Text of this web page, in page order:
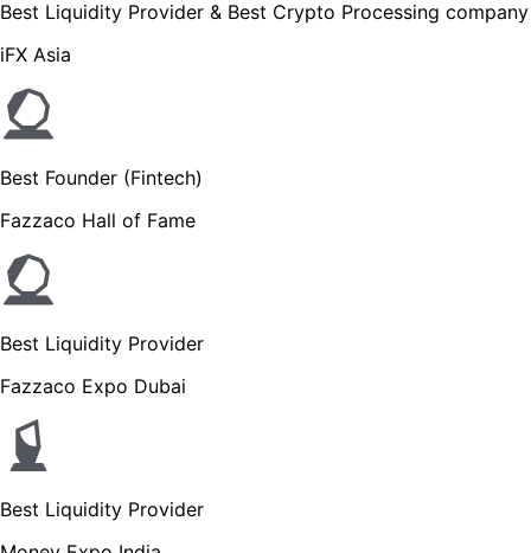
Best Liquidity Provider & Best Crypto Processing company
iFX Asia
Best Founder (Fintech)
Fazzaco Hall of Fame
Best Liquidity Provider
Fazzaco Expo Dubai
Best Liquidity Provider